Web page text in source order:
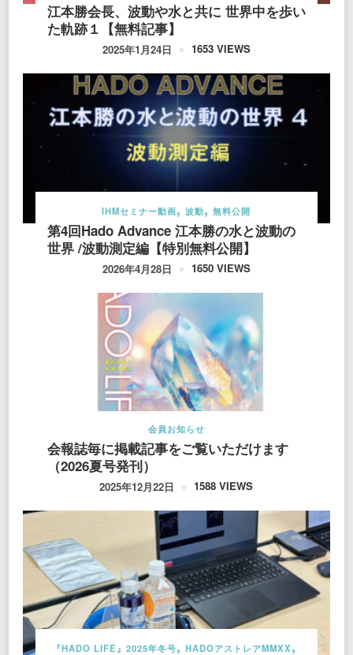
江本勝会長、波動や水と共に 世界中を歩い
た軌跡１【無料記事】
2025年1月24日 1653 VIEWS
IHMセミナー動画 波動 無料公開
第4回Hado Advance 江本勝の水と波動の
世界 /波動測定編【特別無料公開】
2026年4月28日 1650 VIEWS
会員お知らせ
会報誌毎に掲載記事をご覧いただけます
（2026夏号発刊）
2025年12月22日 1588 VIEWS
『HADO LIFE』2025年冬号
HADOアストレアMMXX